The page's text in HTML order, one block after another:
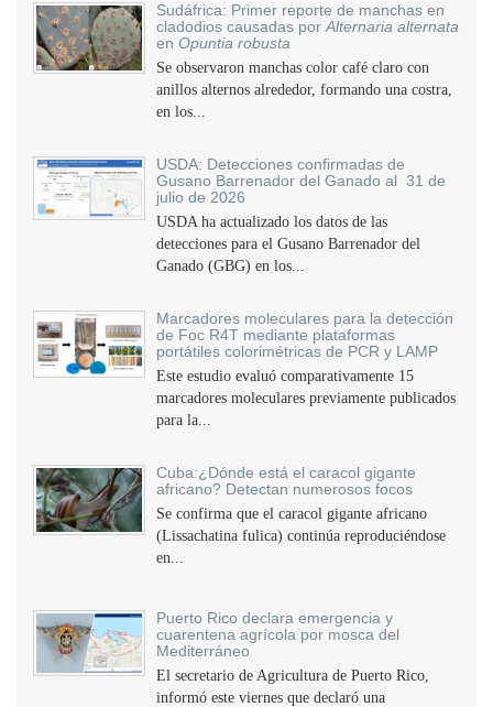
Sudáfrica: Primer reporte de manchas en
cladodios causadas por Alternaria alternata
en Opuntia robusta
Se observaron manchas color café claro con
anillos alternos alrededor, formando una costra,
en los...
USDA: Detecciones confirmadas de
Gusano Barrenador del Ganado al 31 de
julio de 2026
USDA ha actualizado los datos de las
detecciones para el Gusano Barrenador del
Ganado (GBG) en los...
Marcadores moleculares para la detección
de Foc R4T mediante plataformas
portátiles colorimétricas de PCR y LAMP
Este estudio evaluó comparativamente 15
marcadores moleculares previamente publicados
para la...
Cuba:¿Dónde está el caracol gigante
africano? Detectan numerosos focos
Se confirma que el caracol gigante africano
(Lissachatina fulica) continúa reproduciéndose
en...
Puerto Rico declara emergencia y
cuarentena agrícola por mosca del
Mediterráneo
El secretario de Agricultura de Puerto Rico,
informó este viernes que declaró una